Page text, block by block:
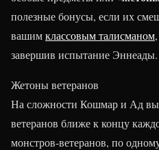
полезные бонусы, если их
вашимклассовым талисманом
завершив испытание Эннеады.
Жетоны ветеранов
На сложности Кошмар и Ад вы
ветеранов ближе к концу
монстров-ветеранов, по